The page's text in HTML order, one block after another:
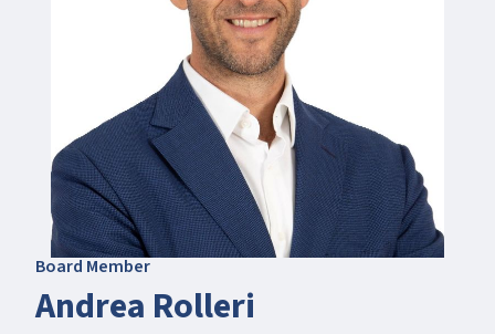
Board Member
Andrea Rolleri